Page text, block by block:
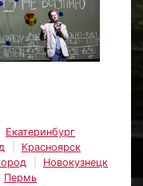
Екатеринбург
Красноярск
Новокузнецк
Пермь